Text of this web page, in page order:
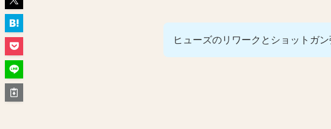
ヒューズのリワークとショットガ